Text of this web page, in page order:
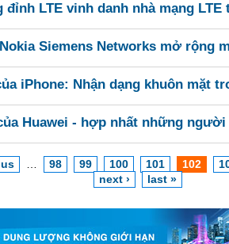
LTE vinh danh nhà mạng LTE
Siemens Networks mở rộng
iPhone: Nhận dạng khuôn mặt
Huawei - hợp nhất những người
98 99 100 101 102
next ›
last »